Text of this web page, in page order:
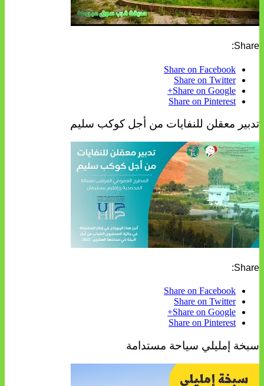
Share:
Share on Facebook
Share on Twitter
Share on Google+
Share on Pinterest
تدبير معقلن للنفايات من أجل كوكب سليم
Share:
Share on Facebook
Share on Twitter
Share on Google+
Share on Pinterest
سبخة إمليلي سياحة مستدامة